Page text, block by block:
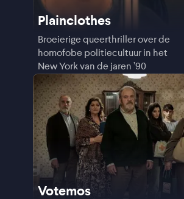
Plainclothes
Broeierige queerthriller over de
homofobe politiecultuur in het
New York van de jaren ’90
Votemos